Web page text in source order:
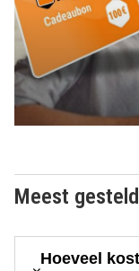
Meest
Hoeveel